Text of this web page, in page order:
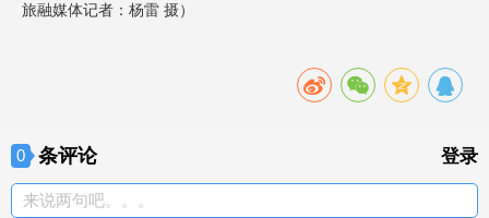
旅融媒体记者：杨雷 摄）
0 条评论 登录
来说两句吧。。。